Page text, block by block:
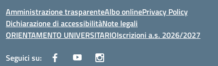
Amministrazione trasparenteAlbo onlinePrivacy Policy
Dichiarazione di accessibilitàNote legali
ORIENTAMENTO UNIVERSITARIOIscrizioni a.s. 2026/2027
Seguici su: